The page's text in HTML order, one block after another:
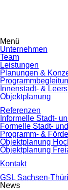
Menü
Navigation
überspringen
Unternehmen
Team
Leistungen
Planungen &
Innenstadt- &
Objektplanung
Referenzen
Informelle Stadt-
Formelle Stadt-
Programm- &
Objektplanung
Objektplanung
Kontakt
GSL Sachsen-
News